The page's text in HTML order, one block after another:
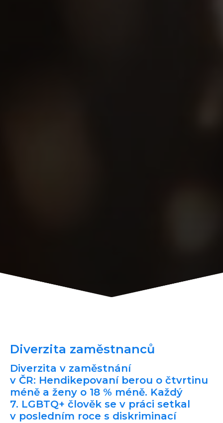
Diverzita zaměstnanců
Diverzita v zaměstnání
v ČR: Hendikepovaní berou o čtvrtinu
méně a ženy o 18 % méně. Každý
7. LGBTQ+ člověk se v práci setkal
v posledním roce s diskriminací